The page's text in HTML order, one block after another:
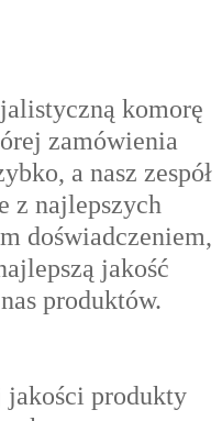
komorę
zamówienia
a nasz zespół
z najlepszych
doświadczeniem,
jakość
produktów.
jakości produkty